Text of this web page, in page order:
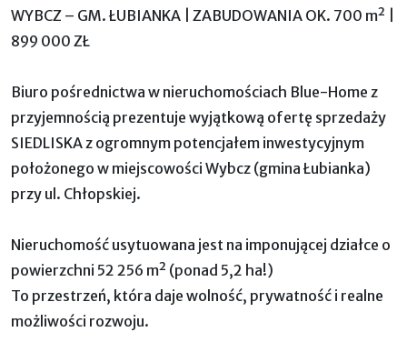
WYBCZ – GM. ŁUBIANKA | ZABUDOWANIA OK. 700 m² |
899 000 ZŁ
Biuro pośrednictwa w nieruchomościach Blue-Home z
przyjemnością prezentuje wyjątkową ofertę sprzedaży
SIEDLISKA z ogromnym potencjałem inwestycyjnym
położonego w miejscowości Wybc z (gmina Łubianka)
przy ul. Chłopskiej.
Nieruchomość usytuowana jest na imponującej działce o
powierzchni 52 256 m² (ponad 5,2 ha!)
To przestrzeń, która daje wolność, prywatność i realne
możliwości rozwoju.